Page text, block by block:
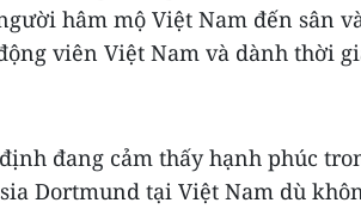
hâm mộ Việt Nam đến sân
viên Việt Nam và dành thời
đang cảm thấy hạnh phúc
Dortmund tại Việt Nam dù